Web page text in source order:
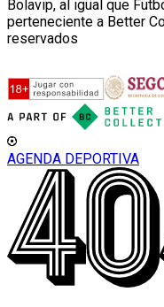
Bolavip, al igual que
perteneciente a Better
reservados
AGENDA DEPORTIVA